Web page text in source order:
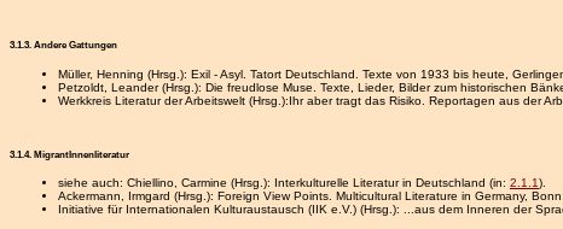
3.1.3. Andere Gattungen
Müller, Henning (Hrsg.): Exil - Asyl. Tatort Deutschland. Texte von 1933 bis heute,
Petzoldt, Leander (Hrsg.): Die freudlose Muse. Texte, Lieder, Bilder zum historischen
Werkkreis Literatur der Arbeitswelt (Hrsg.):Ihr aber tragt das Risiko. Reportagen aus der
3.1.4. MigrantInnenliteratur
siehe auch: Chiellino, Carmine (Hrsg.): Interkulturelle Literatur in Deutschland (in: 2.1.1).
Ackermann, Irmgard (Hrsg.): Foreign View Points. Multicultural Literature in Germany,
Initiative für Internationalen Kulturaustausch (IIK e.V.) (Hrsg.): ...aus dem Inneren der